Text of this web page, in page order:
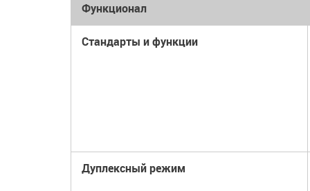
Функционал
Стандарты и функции
Дуплексный режим